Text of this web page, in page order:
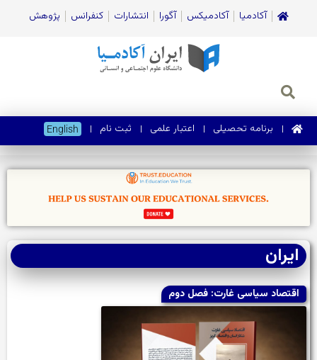
آکادمیا آکادمیکس آگورا انتشارات کنفرانس پژوهش
برنامه تحصیلی اعتبار علمی ثبت نام English
ایران
اقتصاد سیاسی غارت: فصل دوم